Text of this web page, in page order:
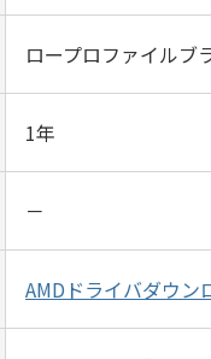
ロープロファイルブ
1年
－
AMDドライバダウン